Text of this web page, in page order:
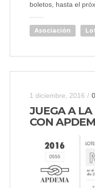
boletos, hasta el
Asociación
1 diciembre, 2016 /
JUEGA A
CON